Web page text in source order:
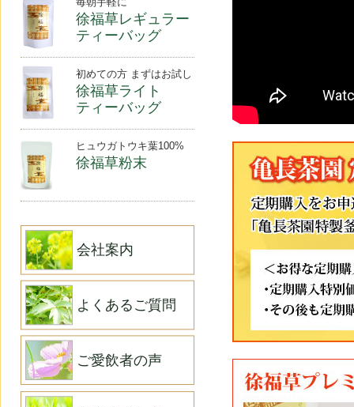
徐福草レギュラー
ティーバッグ
初めての方 まずはお試し
徐福草ライト
ティーバッグ
ヒュウガトウキ葉100%
徐福草粉末
会社案内
よくあるご質問
ご愛飲者の声